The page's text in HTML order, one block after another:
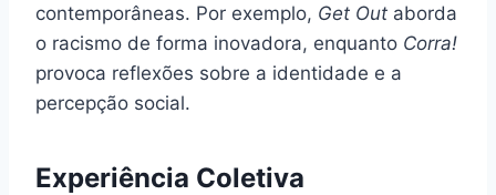
contemporâneas. Por exemplo, Get Out aborda
o racismo de forma inovadora, enquanto Corra!
provoca reflexões sobre a identidade e a
percepção social.
Experiência Coletiva